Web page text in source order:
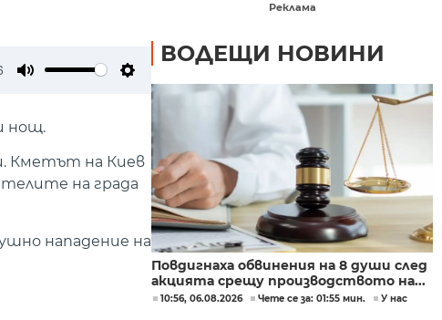
Settings
нощ.
Кметът на Киев
на града
нападение на
Реклама
ВОДЕЩИ НОВИНИ
Повдигнаха обвинения на 8 души след
акцията срещу производството на...
10:56, 06.08.2026 Чете се за: 01:55 мин. У нас